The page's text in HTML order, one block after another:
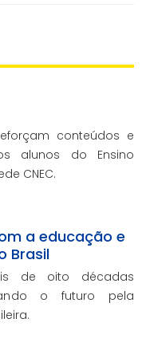
conteúdos e
alunos do Ensino
CNEC.
a educação e
Brasil
de oito décadas
o futuro pela